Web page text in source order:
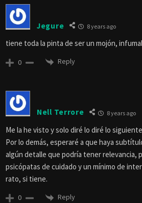
Jegure 8 years ago
tiene toda la pinta de ser un mojón,
0 Reply
Nell Terrore 8 years ago
Me la he visto y solo diré lo diré lo
Por lo demás, esperaré a que haya
algún detalle que podría tener relevancia,
psicópatas de cuidado y un mínimo de
rato, si tiene.
0 Reply